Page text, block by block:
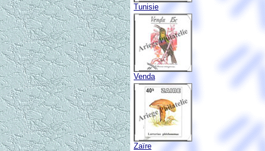
Tunisie
Venda
Zaïre